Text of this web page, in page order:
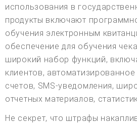
использования в
продукты включают
обучения электронным
обеспечение для обучения
широкий набор функций,
клиентов,
счетов, SMS-уведомления,
отчетных материалов,
Не секрет, что штрафы